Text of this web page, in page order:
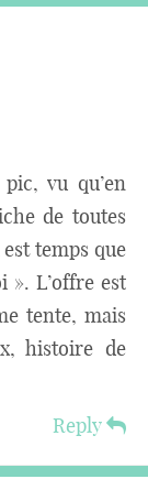
vu qu’en
de toutes
temps que
». L’offre est
tente, mais
histoire de
Reply